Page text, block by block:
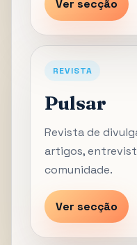
Ver secção
REVISTA
Pulsar
Revista de
artigos,
comunidade.
Ver secção